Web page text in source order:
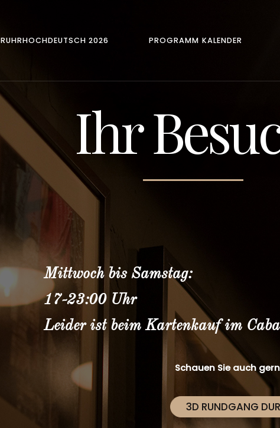
RUHRHOCHDEUTSCH 2026 PROGRAMM KALENDER
Ihr
Mittwoch bis Samstag:
17-23:00 Uhr
Leider ist beim Kartenkauf im
Schauen Sie auch
3D RUNDGANG